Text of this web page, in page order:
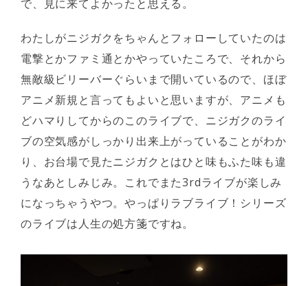
で、見に来てよかったと思える。
わたしがニジガクをちゃんとフォローしていたのは
電撃とかファミ通とかやっていたころで、それから
無敵級ビリーバーぐらいまで開いているので、ほぼ
アニメ新規と言ってもよいと思いますが、アニメも
どハマりしてからのこのライブで、ニジガクのライ
ブの空気感がしっかり出来上がっていることがわか
り、お台場で見たニジガクとはひと味もふた味も違
うなあとしみじみ。これでまた3rdライブが楽しみ
になっちゃうやつ。やっぱりラブライブ！シリーズ
のライブは人生の処方箋ですね。